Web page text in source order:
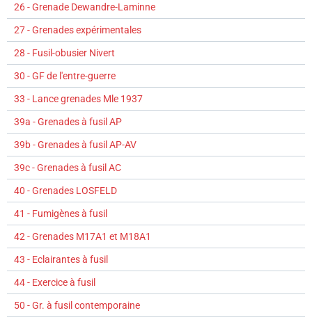
26 - Grenade Dewandre-Laminne
27 - Grenades expérimentales
28 - Fusil-obusier Nivert
30 - GF de l'entre-guerre
33 - Lance grenades Mle 1937
39a - Grenades à fusil AP
39b - Grenades à fusil AP-AV
39c - Grenades à fusil AC
40 - Grenades LOSFELD
41 - Fumigènes à fusil
42 - Grenades M17A1 et M18A1
43 - Eclairantes à fusil
44 - Exercice à fusil
50 - Gr. à fusil contemporaine